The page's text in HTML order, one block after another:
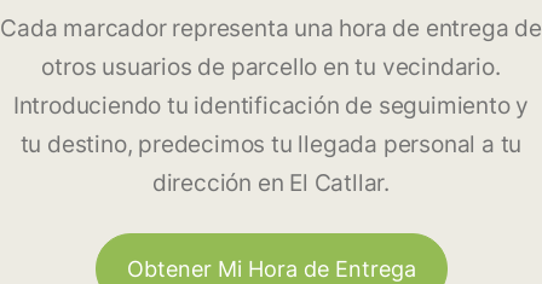
Cada marcador representa una hora de entrega de
otros usuarios de parcello en tu vecindario.
Introduciendo tu identificación de seguimiento y
tu destino, predecimos tu llegada personal a tu
dirección en El Catllar.
Obtener Mi Hora de Entrega